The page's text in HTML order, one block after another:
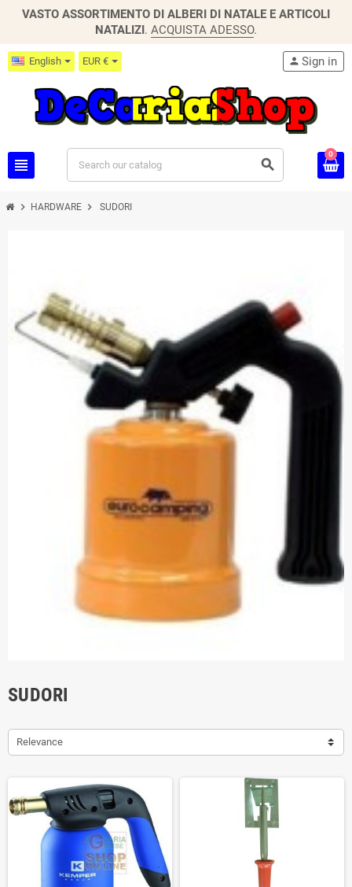
VASTO ASSORTIMENTO DI ALBERI DI NATALE E ARTICOLI
NATALIZI. ACQUISTA ADESSO.
English EUR €
view_headline search
person Sign in
0
chevron_right HARDWARE chevron_right SUDORI
SUDORI
Relevance